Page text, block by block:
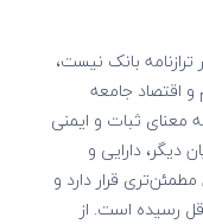
بانک نیست،
و اقتصاد جامعه
معنای ثبات و ایمنی
دیگر، دارایی و
قرار دارد و
رسیده است. از